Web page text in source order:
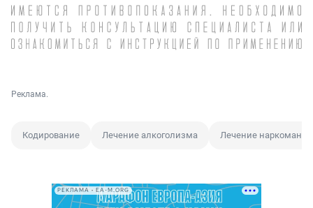
Реклама.
Кодирование Лечение алкоголизма Лечение наркомании
РЕКЛАМА • EA-M.ORG